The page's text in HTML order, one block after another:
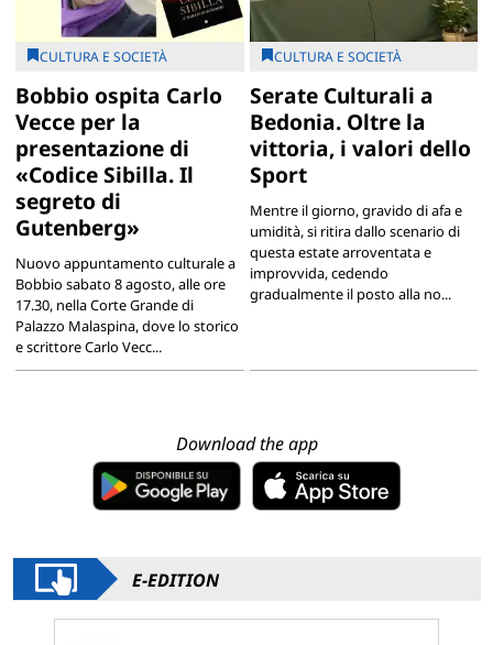
CULTURA E SOCIETÀ
Bobbio ospita Carlo
Vecce per la
presentazione di
«Codice Sibilla. Il
segreto di
Gutenberg»
Nuovo appuntamento culturale a
Bobbio sabato 8 agosto, alle ore
17.30, nella Corte Grande di
Palazzo Malaspina, dove lo storico
e scrittore Carlo Vecc...
CULTURA E SOCIETÀ
Serate Culturali a
Bedonia. Oltre la
vittoria, i valori dello
Sport
Mentre il giorno, gravido di afa e
umidità, si ritira dallo scenario di
questa estate arroventata e
improvvida, cedendo
gradualmente il posto alla no...
Download the app
E-EDITION